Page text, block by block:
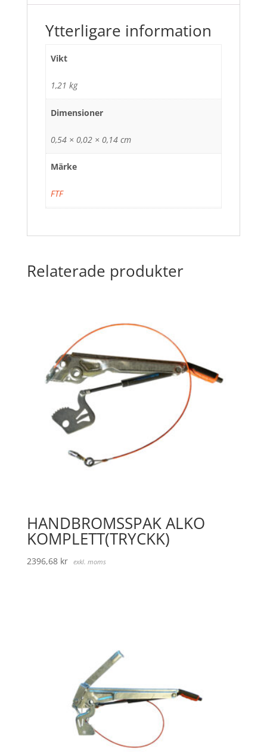
Ytterligare information
Vikt
1,21 kg
Dimensioner
0,54 × 0,02 × 0,14 cm
Märke
FTF
Relaterade produkter
HANDBROMSSPAK ALKO
KOMPLETT(TRYCKK)
2396,68 kr exkl. moms